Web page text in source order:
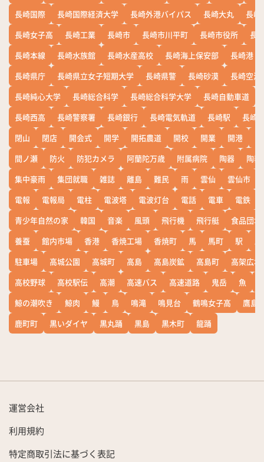
長崎国際
長崎国際経済大学 長崎外港バイパス 長崎大丸
長崎
長崎女子高
長崎工業 長崎市 長崎市川平町 長崎市役所
長
長崎本線
長崎水族館 長崎水産高校 長崎海上保安部
長崎港
長崎県庁
長崎県立女子短期大学 長崎県警 長崎砂漠
長崎空港
長崎純心大学
長崎総合科学 長崎総合科学大学 長崎自動車道
長崎西高
長崎警察署 長崎銀行 長崎電気軌道 長崎駅
長崎
閉山
閉店 開会式 開学 開拓農道 開校 開業 開港
間ノ瀬
防火 防犯カメラ 阿蘭陀万歳 附属病院 陶器
陶器
集中豪雨
集団就職 雑誌 離島 難民 雨 雲仙 雲仙市
電報
電報局 電柱 電波塔 電波灯台 電話 電車 電鉄
青少年自然の家
韓国 音楽 風頭 飛行機 飛行艇
食品団地
養蚕
館内市場 香港 香焼工場 香焼町 馬 馬町 駅
駐車場
高城公園 高城町 高島 高島炭鉱 高島町
高架広場
高校野球
高校駅伝 高潮 高速バス 高速道路 鬼岳 魚
鯨の潮吹き
鯨肉 鰻 鳥 鳴滝 鳴見台 鶴鳴女子高
鷹島
鹿町町
黒いダイヤ 黒丸踊 黒島 黒木町 龍踊
運営会社
利用規約
特定商取引法に基づく表記